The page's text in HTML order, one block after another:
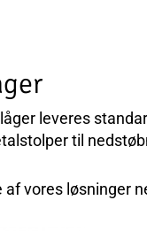
leveres
til
vores løsninger